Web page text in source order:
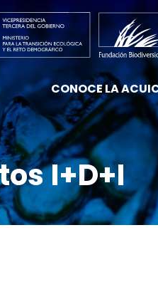
CONOCE LA
I+D+I